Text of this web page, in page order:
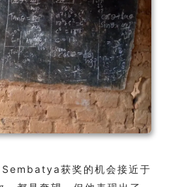
获奖的机会接近于